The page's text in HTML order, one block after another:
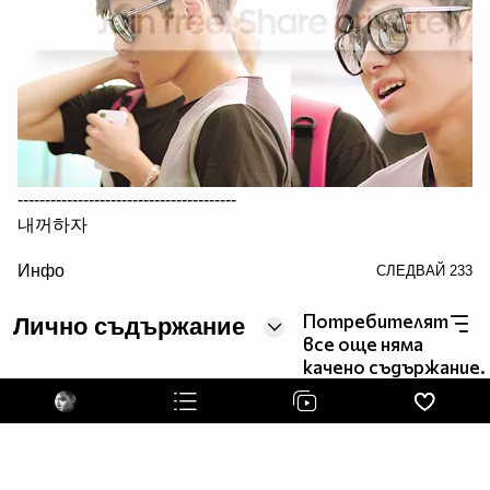
----------------------------------------
내꺼하자
내가 널 사랑해 어?
내가 널 걱정해 어?
내가 널 끝까지
책임질게~
I want to protect you until the end.
Инфо СЛЕДВАЙ 233
Лично съдържание
Потребителят
все още няма
качено съдържание.